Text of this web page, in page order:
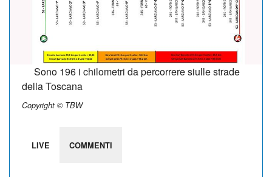
NEWSLETTER
Sono 196 i chilometri da percorrere siulle strade
della Toscana
Copyright © TBW
LIVE COMMENTI